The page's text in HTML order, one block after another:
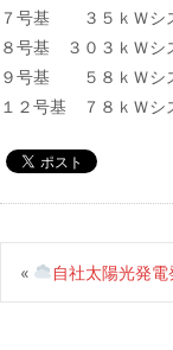
７号基 ３５ｋＷ
８号基 ３０３ｋＷ
９号基 ５８ｋＷ
１２号基 ７８ｋＷ
« 自社太陽光発